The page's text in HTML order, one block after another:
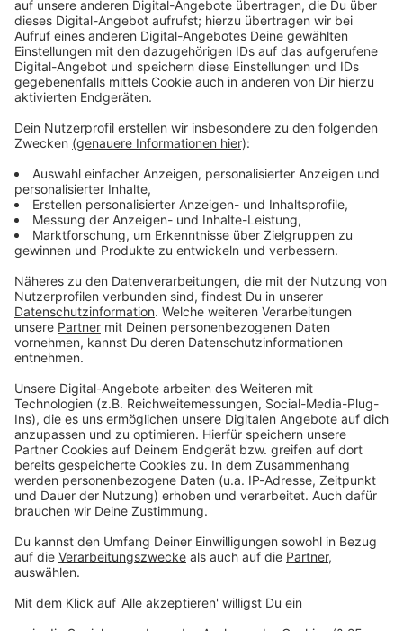
Immer auf dem Laufenden
bleiben!
Verpass' nichts mehr - mit unserem kostenlosen
ANTENNE BAYERN Newsletter. Ob Nachrichten,
Lifestyle oder unsere neuesten Aktionen - wir
informieren dich.
Zum Newsletter anmelden
Du möchtest uns etwas sagen?
Studio Hotline
Kontaktformular
Sprachnachricht
© dpa-infocom, dpa:260623-930-266985/1